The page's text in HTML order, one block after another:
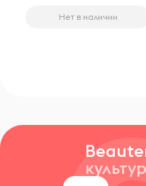
Нет в наличии